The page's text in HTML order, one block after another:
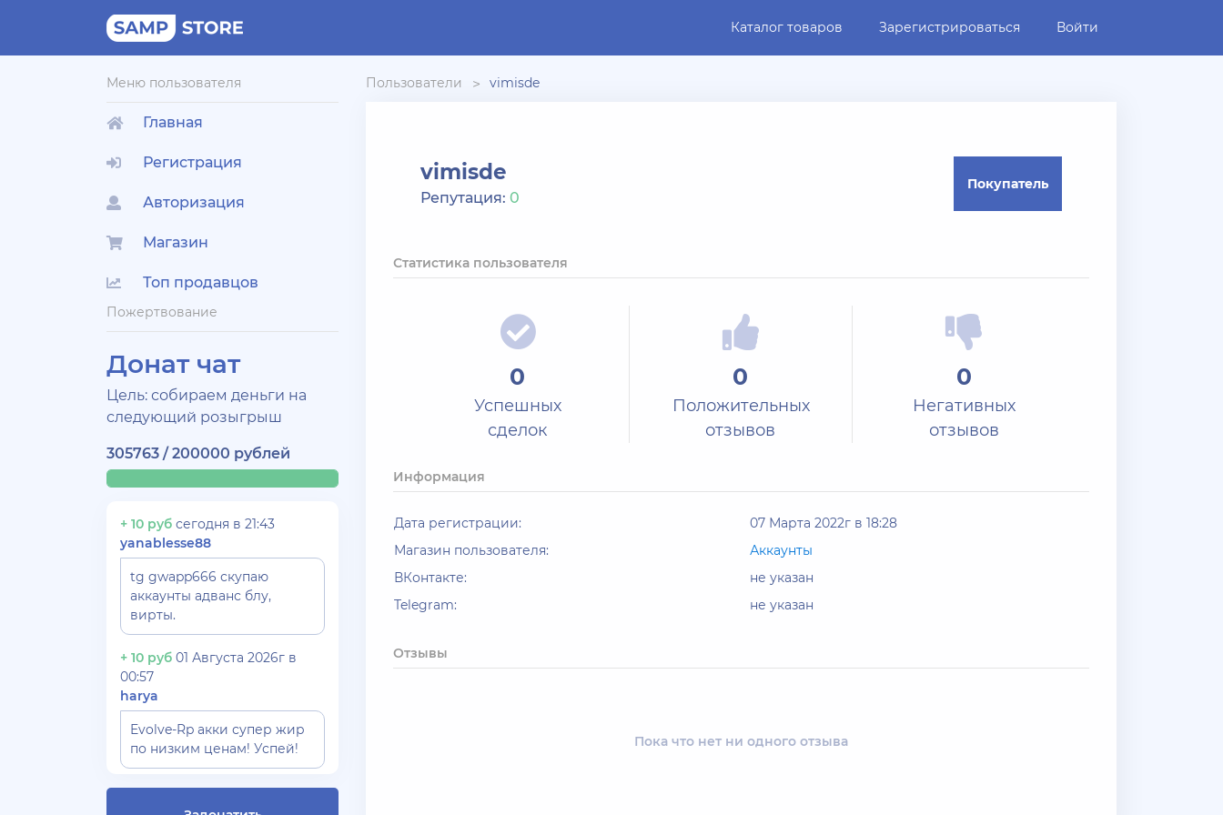
Каталог товаров Зарегистрироваться Войти
Меню пользователя
Главная
Регистрация
Авторизация
Магазин
Топ продавцов
Пожертвование
Донат чат
Цель: собираем деньги на
следующий розыгрыш
305763 / 200000 рублей
+ 10 руб сегодня в 21:43
yanablesse88
tg gwapp666 скупаю
аккаунты адванс блу,
вирты.
+ 10 руб 01 Августа 2026г в
00:57
harya
Evolve-Rp акки супер жир
по низким ценам! Успей!
+ 10 руб 30 Июля 2026г в 17:26
Пользователи vimisde
vimisde
Репутация: 0
Покупатель
Статистика пользователя
0
Успешных
сделок
0
Положительных
отзывов
0
Негативных
отзывов
Информация
Дата регистрации:
07 Марта 2022г в 18:28
Магазин пользователя:
Аккаунты
ВКонтакте:
не указан
Telegram:
не указан
Отзывы
Пока что нет ни одного отзыва